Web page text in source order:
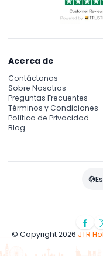
Acerca de
Contáctanos
Sobre Nosotros
Preguntas Frecuentes
Términos y Condiciones
Política de Privacidad
Blog
© Copyright 2026 JTR